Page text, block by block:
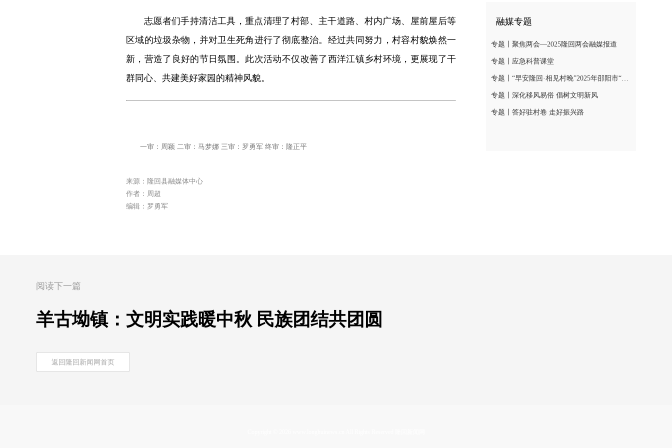
志愿者们手持清洁工具，重点清理了村部、主干道路、村内广场、屋前屋后等
区域的垃圾杂物，并对卫生死角进行了彻底整治。经过共同努力，村容村貌焕然一
新，营造了良好的节日氛围。此次活动不仅改善了西洋江镇乡村环境，更展现了干
群同心、共建美好家园的精神风貌。
一审：周颖 二审：马梦娜 三审：罗勇军 终审：隆正平
来源：隆回县融媒体中心
作者：周超
编辑：罗勇军
融媒专题
专题丨聚焦两会—2025隆回两会融媒报道
专题丨应急科普课堂
专题丨“早安隆回·相见村晚”2025年邵阳市“我们的节日·春节”村晚示范展示活动
专题丨深化移风易俗 倡树文明新风
专题丨答好驻村卷 走好振兴路
阅读下一篇
羊古坳镇：文明实践暖中秋 民族团结共团圆
返回隆回新闻网首页